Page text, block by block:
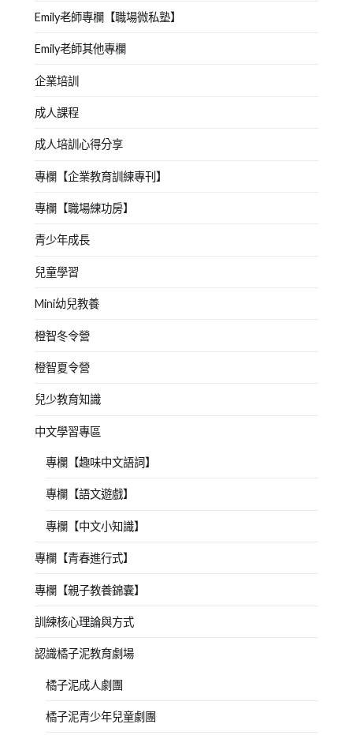
Emily老師專欄【職場微私塾】
Emily老師其他專欄
企業培訓
成人課程
成人培訓心得分享
專欄【企業教育訓練專刊】
專欄【職場練功房】
青少年成長
兒童學習
Mini幼兒教養
橙智冬令營
橙智夏令營
兒少教育知識
中文學習專區
專欄【趣味中文語詞】
專欄【語文遊戲】
專欄【中文小知識】
專欄【青春進行式】
專欄【親子教養錦囊】
訓練核心理論與方式
認識橘子泥教育劇場
橘子泥成人劇團
橘子泥青少年兒童劇團